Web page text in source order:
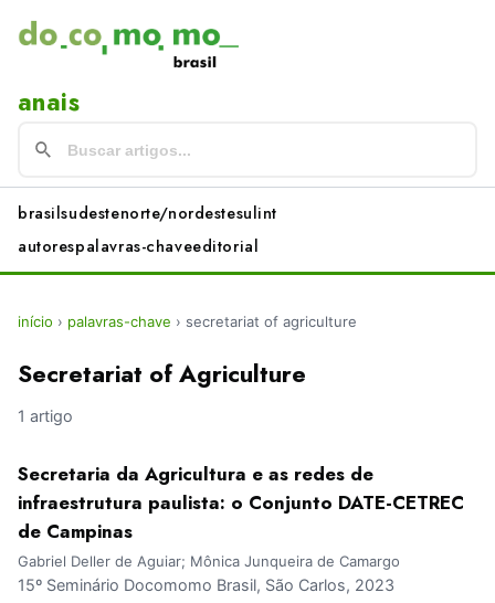
anais
brasilsudestenorte/nordestesulint
autorespalavras-chaveeditorial
início › palavras-chave › secretariat of agriculture
Secretariat of Agriculture
1 artigo
Secretaria da Agricultura e as redes de
infraestrutura paulista: o Conjunto DATE-CETREC
de Campinas
Gabriel Deller de Aguiar; Mônica Junqueira de Camargo
15º Seminário Docomomo Brasil, São Carlos, 2023